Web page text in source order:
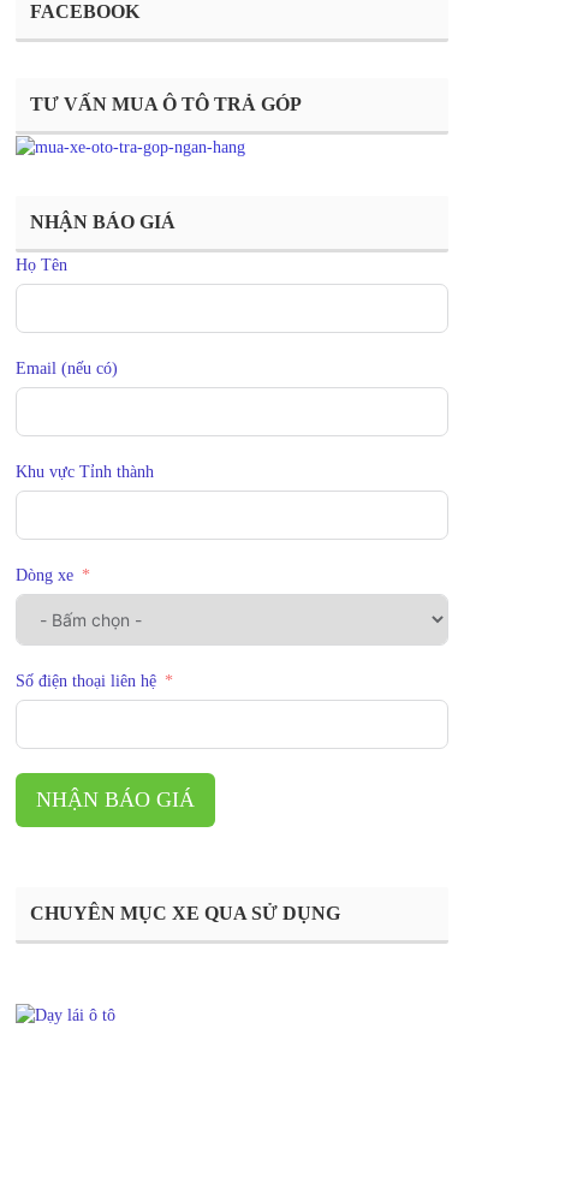
FACEBOOK
TƯ VẤN MUA Ô TÔ TRẢ GÓP
NHẬN BÁO GIÁ
Họ Tên
Email (nếu có)
Khu vực Tỉnh thành
Dòng xe
Số điện thoại liên hệ
NHẬN BÁO GIÁ
CHUYÊN MỤC XE QUA SỬ DỤNG